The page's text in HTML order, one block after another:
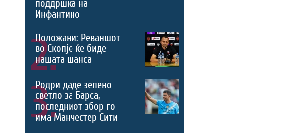
поддршка на
Инфантино
2.
Положани: Реваншот
во Скопје ќе биде
нашата шанса
3.
Родри даде зелено
светло за Барса,
последниот збор го
има Манчестер Сити